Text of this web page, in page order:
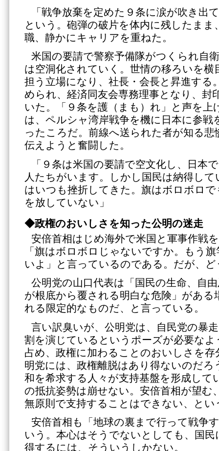
「戦争放棄を定めた９条に涙が吹き出
という。砲弾の破片を体内に残したまま
職、静かにキャリアを重ねた。
米国の要請で警察予備隊がつくられ自
は空洞化されていく。世情の移ろいを横
担う立場になり、社長・会長と昇進する
められ、経済同友会専務理事となり、封
いた。「９条を護（まも）れ」と声を上
は、ペルシャ湾岸戦争を機に日本に参戦
ったころだ。前線へ送られた者が知る悲
伝えようと奮闘した。
「９条は米国の要請で空文化し、日本
人たちがいます。しかし国民は納得し
はいつも挫折してきた。旗はボロボロ
を放していない」
◆政権のおいしさを知った公明の迷走
安倍首相はじめ海外で米国と軍事作戦
「旗はボロボロじゃないですか。もう
いよ」と言っているのである。だが、
公明党の山口代表は「国民の生命、自
が根底から覆される明白な危険」がある
れる限定的なものだ、と言っている。
言い訳臭いが、公明党は、自民党の暴
割を演じているというポーズが必要な
占め、政権に加わることのおいしさを
明党には、政権離脱はあり得ないのだろ
和を希求する人々が支持基盤を形成して
の抵抗姿勢は崩せない。安倍首相が望む
無原則で支持することはできない、とい
安倍首相も「地球の裏まで行って戦争
いう。本心はそうでないとしても、国民
得するには、そういうしかない。